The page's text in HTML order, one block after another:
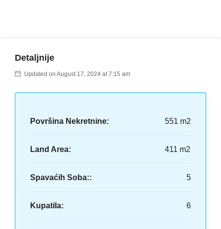
Detaljnije
Updated on August 17, 2024 at 7:15 am
Površina Nekretnine: 551 m2
Land Area: 411 m2
Spavaćih Soba:: 5
Kupatila: 6